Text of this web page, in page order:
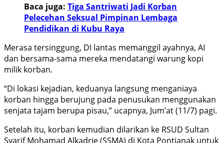
Baca juga: Tiga Santriwati Jadi Korban
Pelecehan Seksual Pimpinan Lembaga
Pendidikan di Kubu Raya
Merasa tersinggung, DI lantas memanggil ayahnya, AI
dan bersama-sama mereka mendatangi warung kopi
milik korban.
“Di lokasi kejadian, keduanya langsung menganiaya
korban hingga berujung pada penusukan menggunakan
senjata tajam berupa pisau,” ucapnya, Jum’at (11/7) pagi.
Setelah itu, korban kemudian dilarikan ke RSUD Sultan
Syarif Mohamad Alkadrie (SSMA) di Kota Pontianak untuk